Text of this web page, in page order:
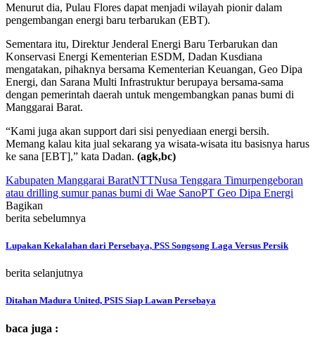
Menurut dia, Pulau Flores dapat menjadi wilayah pionir dalam
pengembangan energi baru terbarukan (EBT).
Sementara itu, Direktur Jenderal Energi Baru Terbarukan dan
Konservasi Energi Kementerian ESDM, Dadan Kusdiana
mengatakan, pihaknya bersama Kementerian Keuangan, Geo Dipa
Energi, dan Sarana Multi Infrastruktur berupaya bersama-sama
dengan pemerintah daerah untuk mengembangkan panas bumi di
Manggarai Barat.
“Kami juga akan support dari sisi penyediaan energi bersih.
Memang kalau kita jual sekarang ya wisata-wisata itu basisnya harus
ke sana [EBT],” kata Dadan. (agk,bc)
Kabupaten Manggarai BaratNTTNusa Tenggara Timurpengeboran
atau drilling sumur panas bumi di Wae SanoPT Geo Dipa Energi
Bagikan
berita sebelumnya
Lupakan Kekalahan dari Persebaya, PSS Songsong Laga Versus Persik
berita selanjutnya
Ditahan Madura United, PSIS Siap Lawan Persebaya
baca juga :